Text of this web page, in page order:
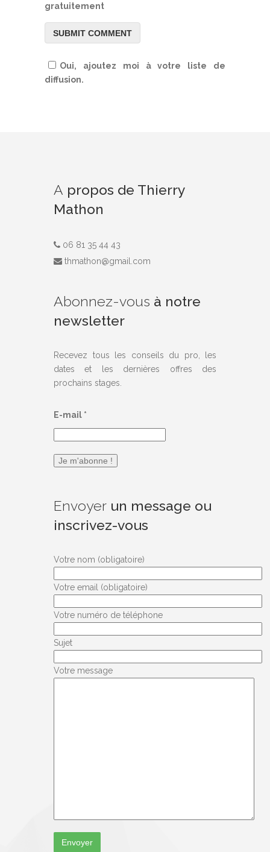
gratuitement
Oui, ajoutez moi à votre liste de
diffusion.
A propos de Thierry
Mathon
06 81 35 44 43
thmathon@gmail.com
Abonnez-vous à notre
newsletter
Recevez tous les conseils du pro, les
dates et les dernières offres des
prochains stages.
E-mail *
Envoyer un message ou
inscrivez-vous
Votre nom (obligatoire)
Votre email (obligatoire)
Votre numéro de téléphone
Sujet
Votre message